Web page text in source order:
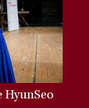
HyunSeo